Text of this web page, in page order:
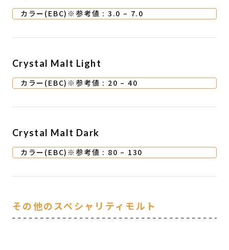
カラー(EBC)※参考値 : 3.0 – 7.0
Crystal Malt Light
カラー(EBC)※参考値 : 20 – 40
Crystal Malt Dark
カラー(EBC)※参考値 : 80 – 130
その他のスペシャリティモルト